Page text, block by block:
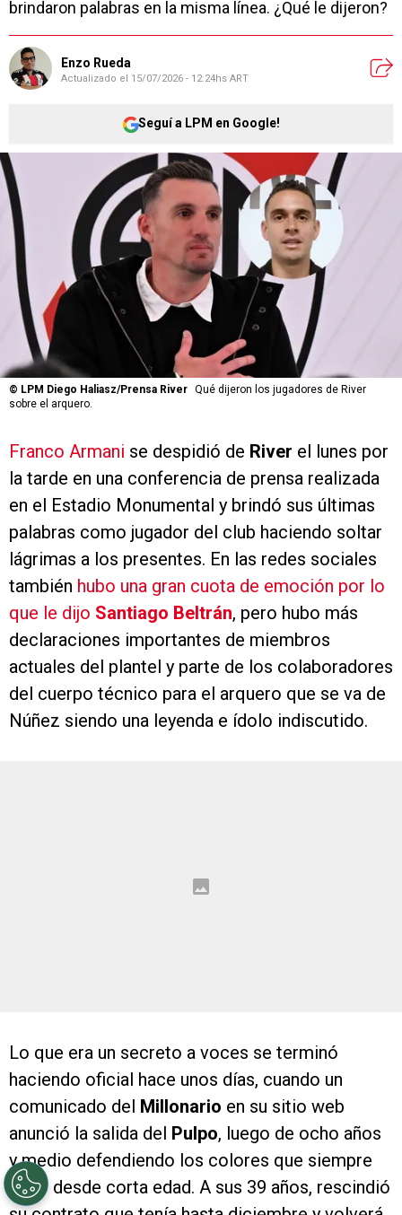
brindaron palabras en la misma línea. ¿Qué le dijeron?
Enzo Rueda
Actualizado el 15/07/2026 - 12:24hs ART
Seguí a LPM en Google!
© LPM Diego Haliasz/Prensa River Qué dijeron los jugadores de River
sobre el arquero.
Franco Armani se despidió de River el lunes por
la tarde en una conferencia de prensa realizada
en el Estadio Monumental y brindó sus últimas
palabras como jugador del club haciendo soltar
lágrimas a los presentes. En las redes sociales
también hubo una gran cuota de emoción por lo
que le dijo Santiago Beltrán, pero hubo más
declaraciones importantes de miembros
actuales del plantel y parte de los colaboradores
del cuerpo técnico para el arquero que se va de
Núñez siendo una leyenda e ídolo indiscutido.
Lo que era un secreto a voces se terminó
haciendo oficial hace unos días, cuando un
comunicado del Millonario en su sitio web
anunció la salida del Pulpo, luego de ocho años
y medio defendiendo los colores que siempre
soñó desde corta edad. A sus 39 años, rescindió